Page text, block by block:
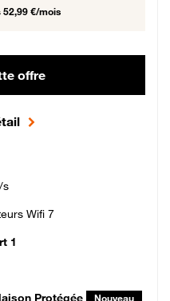
52,99 €/mois
offre
s
Wifi 7
1
Protégée Nouveau